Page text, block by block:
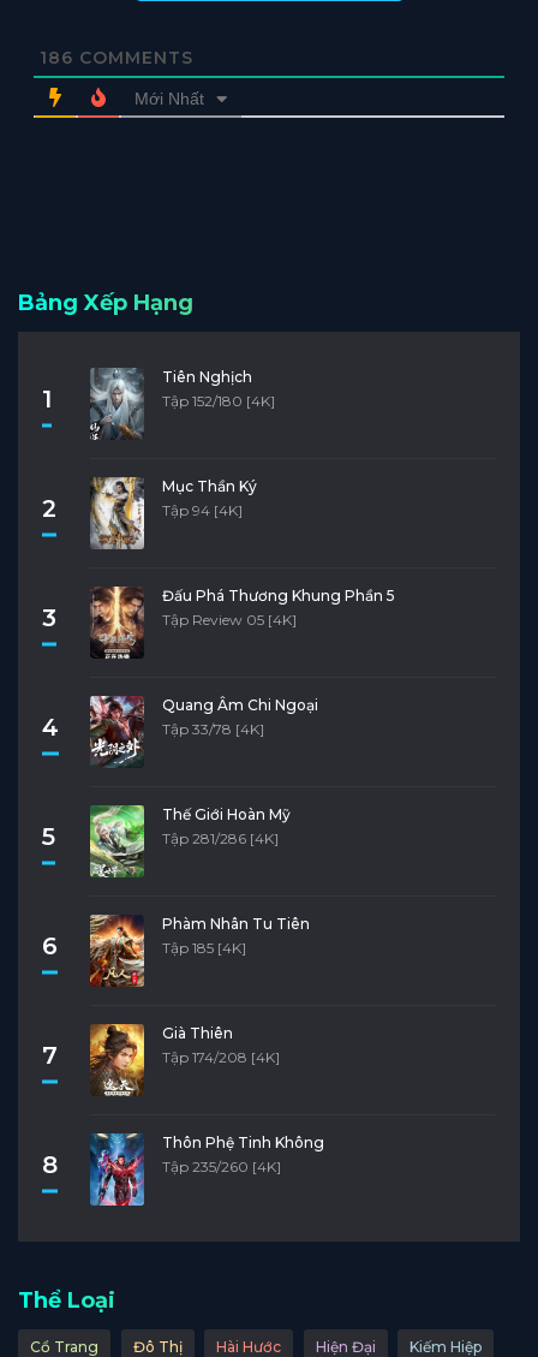
186 COMMENTS
Mới Nhất
Bảng Xếp Hạng
1
Tiên Nghịch
Tập 152/180 [4K]
2
Mục Thần Ký
Tập 94 [4K]
3
Đấu Phá Thương Khung Phần 5
Tập Review 05 [4K]
4
Quang Âm Chi Ngoại
Tập 33/78 [4K]
5
Thế Giới Hoàn Mỹ
Tập 281/286 [4K]
6
Phàm Nhân Tu Tiên
Tập 185 [4K]
7
Già Thiên
Tập 174/208 [4K]
8
Thôn Phệ Tinh Không
Tập 235/260 [4K]
Thể Loại
Cổ Trang Đô Thị Hài Hước Hiện Đại Kiếm Hiệp